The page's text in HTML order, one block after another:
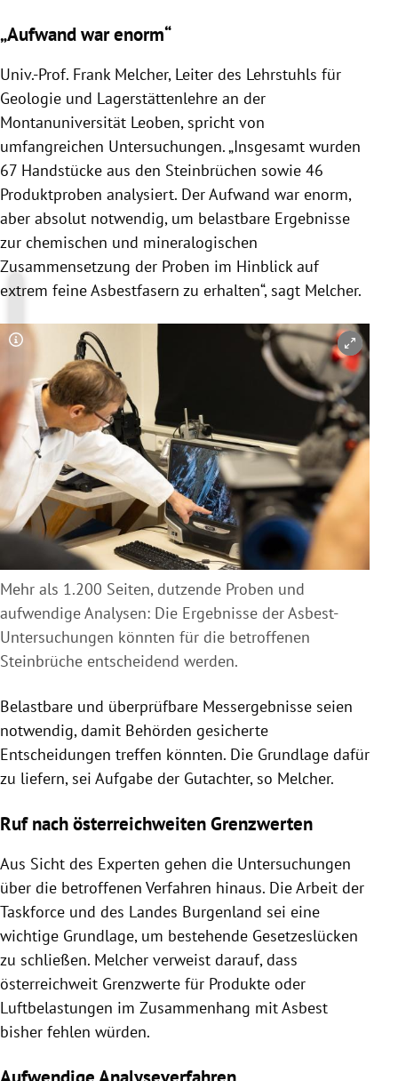
„Aufwand war enorm“
Univ.-Prof. Frank Melcher, Leiter des Lehrstuhls für
Geologie und Lagerstättenlehre an der
Montanuniversität Leoben, spricht von
umfangreichen Untersuchungen. „Insgesamt wurden
67 Handstücke aus den Steinbrüchen sowie 46
Produktproben analysiert. Der Aufwand war enorm,
aber absolut notwendig, um belastbare Ergebnisse
zur chemischen und mineralogischen
Zusammensetzung der Proben im Hinblick auf
extrem feine Asbestfasern zu erhalten“, sagt Melcher.
Copyright-Hinweis öffnen/schließen
Mehr als 1.200 Seiten, dutzende Proben und
aufwendige Analysen: Die Ergebnisse der Asbest-
Untersuchungen könnten für die betroffenen
Steinbrüche entscheidend werden.
Belastbare und überprüfbare Messergebnisse seien
notwendig, damit Behörden gesicherte
Entscheidungen treffen könnten. Die Grundlage dafür
zu liefern, sei Aufgabe der Gutachter, so Melcher.
Ruf nach österreichweiten Grenzwerten
Aus Sicht des Experten gehen die Untersuchungen
über die betroffenen Verfahren hinaus. Die Arbeit der
Taskforce und des Landes Burgenland sei eine
wichtige Grundlage, um bestehende Gesetzeslücken
zu schließen. Melcher verweist darauf, dass
österreichweit Grenzwerte für Produkte oder
Luftbelastungen im Zusammenhang mit Asbest
bisher fehlen würden.